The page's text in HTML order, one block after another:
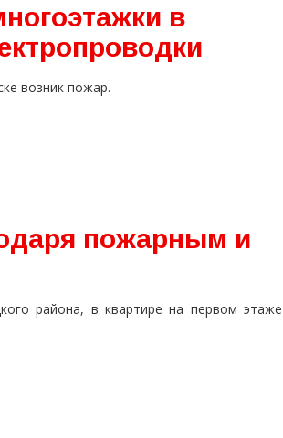
в
возник пожар.
пожарным и
района, в квартире на первом этаже